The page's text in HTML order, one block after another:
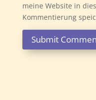
meine Website in
Kommentierung
Submit